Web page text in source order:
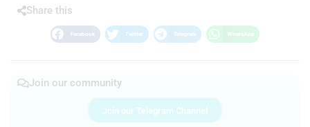
Share this
Facebook Twitter Telegram WhatsApp
Join our community
Join our Telegram Channel